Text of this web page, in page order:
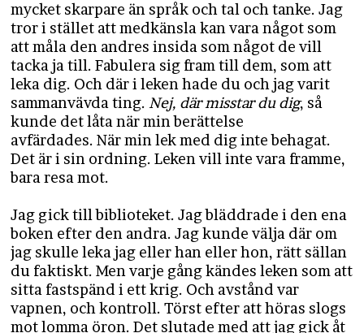
mycket skarpare än språk och tal och tanke. Jag
tror i stället att medkänsla kan vara något som
att måla den andres insida som något de vill
tacka ja till. Fabulera sig fram till dem, som att
leka dig. Och där i leken hade du och jag varit
sammanvävda ting. Nej, där misstar du dig, så
kunde det låta när min berättelse
avfärdades. När min lek med dig inte behagat.
Det är i sin ordning. Leken vill inte vara framme,
bara resa mot.
Jag gick till biblioteket. Jag bläddrade i den ena
boken efter den andra. Jag kunde välja där om
jag skulle leka jag eller han eller hon, rätt sällan
du faktiskt. Men varje gång kändes leken som att
sitta fastspänd i ett krig. Och avstånd var
vapnen, och kontroll. Törst efter att höras slogs
mot lomma öron. Det slutade med att jag gick åt